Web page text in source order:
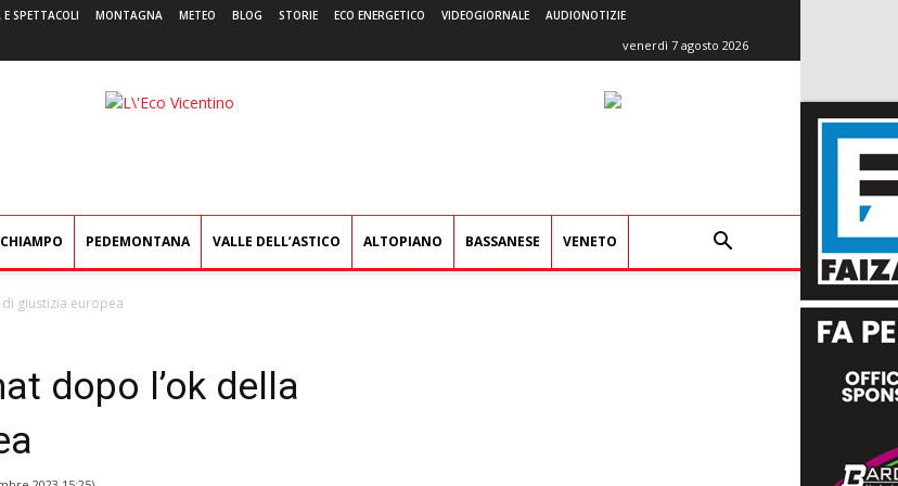
E SPETTACOLI MONTAGNA METEO BLOG STORIE ECO ENERGETICO VIDEOGIORNALE AUDIONOTIZIE
venerdì 7 agosto 2026
L'Eco
PEDEMONTANA VALLE DELL’ASTICO ALTOPIANO BASSANESE VENETO
giustizia europea
dopo l’ok della